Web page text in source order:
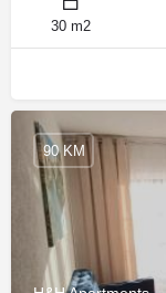
30 m2
90 KM